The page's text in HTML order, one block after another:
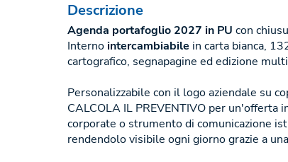
Descrizione
Agenda portafoglio 2027 in PU con
Internointercambiabile in carta bianca,
cartografico, segnapagine ed edizione
Personalizzabile con il logo aziendale su
CALCOLA IL PREVENTIVO per un'offerta
corporate o strumento di comunicazione
rendendolo visibile ogni giorno grazie a